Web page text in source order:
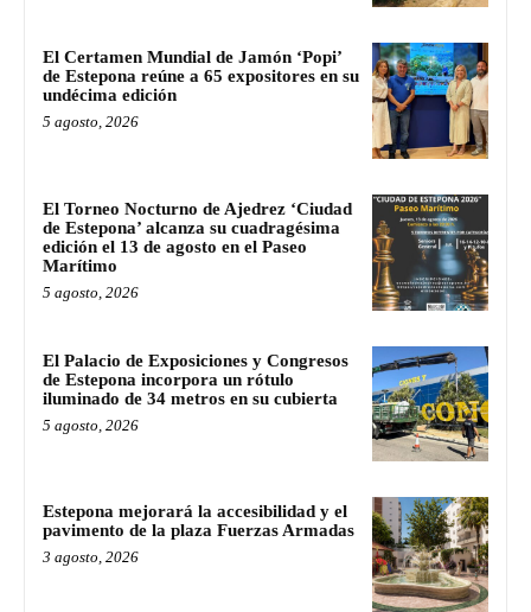
El Certamen Mundial de Jamón ‘Popi’
de Estepona reúne a 65 expositores en su
undécima edición
5 agosto, 2026
El Torneo Nocturno de Ajedrez ‘Ciudad
de Estepona’ alcanza su cuadragésima
edición el 13 de agosto en el Paseo
Marítimo
5 agosto, 2026
El Palacio de Exposiciones y Congresos
de Estepona incorpora un rótulo
iluminado de 34 metros en su cubierta
5 agosto, 2026
Estepona mejorará la accesibilidad y el
pavimento de la plaza Fuerzas Armadas
3 agosto, 2026